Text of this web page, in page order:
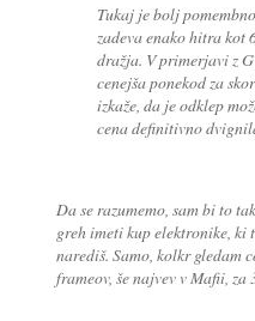
Tukaj je bolj
zadeva enako hitra kot
dražja. V primerjavi z
cenejša ponekod za
izkaže, da je odklep
cena definitivno
Da se razumemo, sam bi to
greh imeti kup elektronike, ki
narediš. Samo, kolkr gledam
frameov, še najvev v Mafii, za